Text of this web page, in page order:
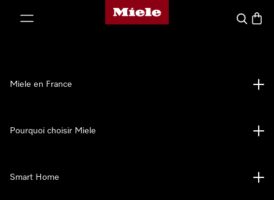
Page d'accueil Miele
Search
Miele en France
Pourquoi choisir Miele
Smart Home